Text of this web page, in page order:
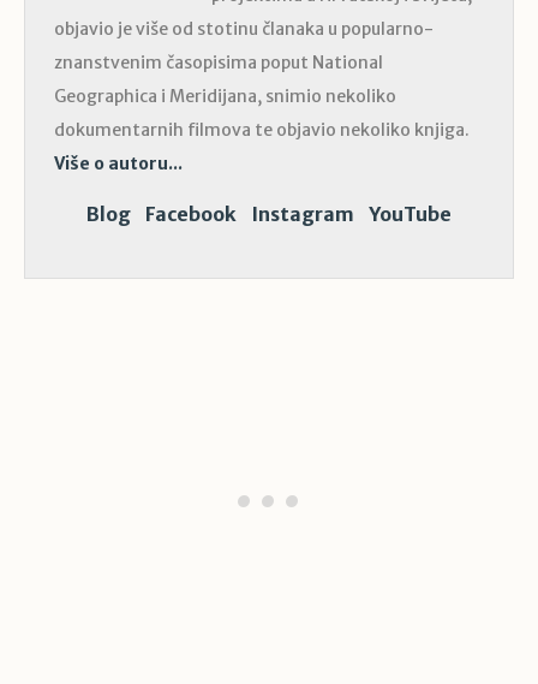
objavio je više od stotinu članaka u popularno-
znanstvenim časopisima poput National
Geographica i Meridijana, snimio nekoliko
dokumentarnih filmova te objavio nekoliko knjiga.
Više o autoru...
Blog Facebook Instagram YouTube